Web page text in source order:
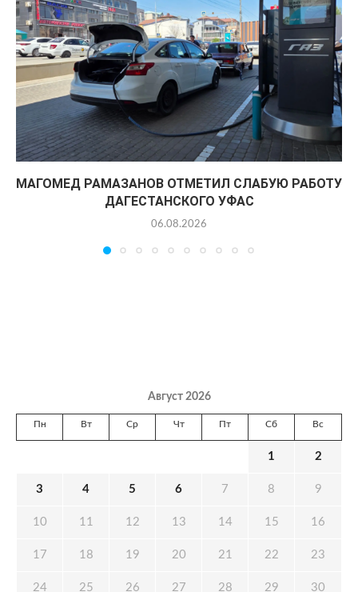
МАГОМЕД РАМАЗАНОВ ОТМЕТИЛ СЛАБУЮ РАБОТУ
ДАГЕСТАНСКОГО УФАС
06.08.2026
Август 2026
Пн Вт Ср Чт Пт Сб Вс
1 2
3 4 5 6 7 8 9
10 11 12 13 14 15 16
17 18 19 20 21 22 23
24 25 26 27 28 29 30